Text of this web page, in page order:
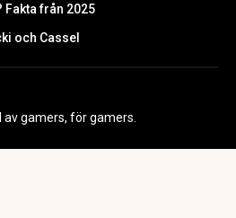
från 2025
och Cassel
gamers, för gamers.